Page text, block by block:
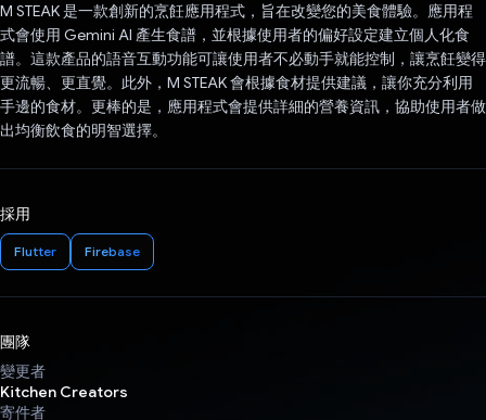
M STEAK 是一款創新的烹飪應用程式，旨在改變您的美食體驗。應用程
式會使用 Gemini AI 產生食譜，並根據使用者的偏好設定建立個人化食
譜。這款產品的語音互動功能可讓使用者不必動手就能控制，讓烹飪變得
更流暢、更直覺。此外，M STEAK 會根據食材提供建議，讓你充分利用
手邊的食材。更棒的是，應用程式會提供詳細的營養資訊，協助使用者做
出均衡飲食的明智選擇。
採用
Flutter Firebase
團隊
變更者
Kitchen Creators
寄件者